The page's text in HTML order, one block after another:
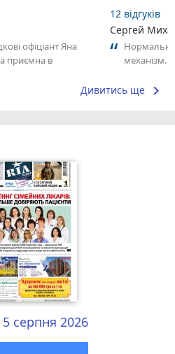
офіціант Яна
приємна в
12 відгуків
Сергей
механізм.
Дивитись ще keyboard_arrow_right
серпня 2026